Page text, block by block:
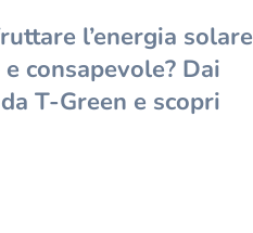
l’energia solare
consapevole? Dai
T-Green e scopri